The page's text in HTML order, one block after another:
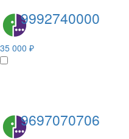
9992740000
35 000 ₽
9697070706